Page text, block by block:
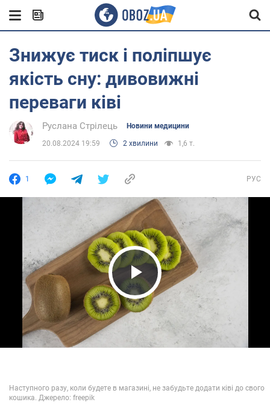
Знижує тиск і поліпшує
якість сну: дивовижні
переваги ківі
Руслана Стрілець Новини медицини
20.08.2024 19:59 2 хвилини 1,6 т.
1 РУС
Play Video